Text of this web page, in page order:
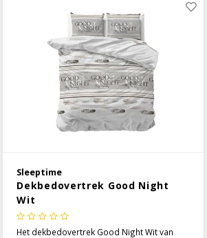
Sleeptime
Dekbedovertrek Good Night
Wit
Het dekbedovertrek Good Night Wit van